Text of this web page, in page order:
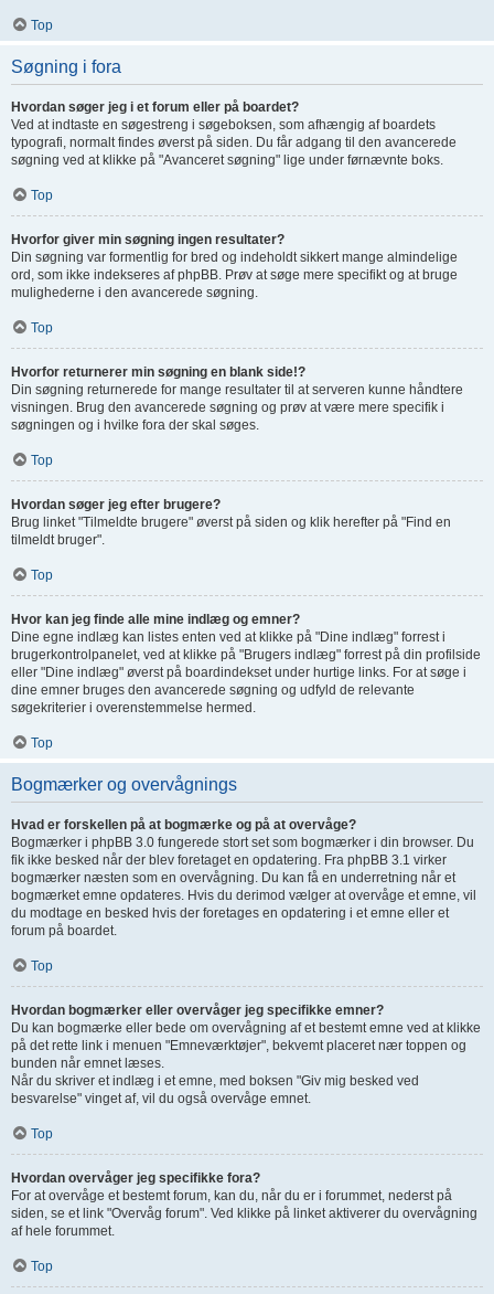
Top
Søgning i fora
Hvordan søger jeg i et forum eller på boardet?
Ved at indtaste en søgestreng i søgeboksen, som afhængig af boardets
typografi, normalt findes øverst på siden. Du får adgang til den avancerede
søgning ved at klikke på "Avanceret søgning" lige under førnævnte boks.
Top
Hvorfor giver min søgning ingen resultater?
Din søgning var formentlig for bred og indeholdt sikkert mange almindelige
ord, som ikke indekseres af phpBB. Prøv at søge mere specifikt og at bruge
mulighederne i den avancerede søgning.
Top
Hvorfor returnerer min søgning en blank side!?
Din søgning returnerede for mange resultater til at serveren kunne håndtere
visningen. Brug den avancerede søgning og prøv at være mere specifik i
søgningen og i hvilke fora der skal søges.
Top
Hvordan søger jeg efter brugere?
Brug linket "Tilmeldte brugere" øverst på siden og klik herefter på "Find en
tilmeldt bruger".
Top
Hvor kan jeg finde alle mine indlæg og emner?
Dine egne indlæg kan listes enten ved at klikke på "Dine indlæg" forrest i
brugerkontrolpanelet, ved at klikke på "Brugers indlæg" forrest på din profilside
eller "Dine indlæg" øverst på boardindekset under hurtige links. For at søge i
dine emner bruges den avancerede søgning og udfyld de relevante
søgekriterier i overenstemmelse hermed.
Top
Bogmærker og overvågnings
Hvad er forskellen på at bogmærke og på at overvåge?
Bogmærker i phpBB 3.0 fungerede stort set som bogmærker i din browser. Du
fik ikke besked når der blev foretaget en opdatering. Fra phpBB 3.1 virker
bogmærker næsten som en overvågning. Du kan få en underretning når et
bogmærket emne opdateres. Hvis du derimod vælger at overvåge et emne, vil
du modtage en besked hvis der foretages en opdatering i et emne eller et
forum på boardet.
Top
Hvordan bogmærker eller overvåger jeg specifikke emner?
Du kan bogmærke eller bede om overvågning af et bestemt emne ved at klikke
på det rette link i menuen "Emneværktøjer", bekvemt placeret nær toppen og
bunden når emnet læses.
Når du skriver et indlæg i et emne, med boksen "Giv mig besked ved
besvarelse" vinget af, vil du også overvåge emnet.
Top
Hvordan overvåger jeg specifikke fora?
For at overvåge et bestemt forum, kan du, når du er i forummet, nederst på
siden, se et link "Overvåg forum". Ved klikke på linket aktiverer du overvågning
af hele forummet.
Top